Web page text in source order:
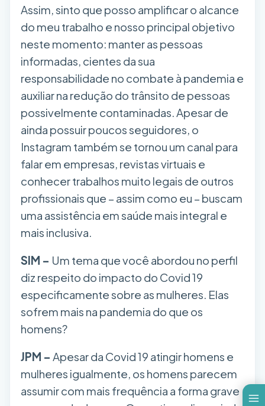
Assim, sinto que posso amplificar o alcance
do meu trabalho e nosso principal objetivo
neste momento: manter as pessoas
informadas, cientes da sua
responsabilidade no combate à pandemia e
auxiliar na redução do trânsito de pessoas
possivelmente contaminadas. Apesar de
ainda possuir poucos seguidores, o
Instagram também se tornou um canal para
falar em empresas, revistas virtuais e
conhecer trabalhos muito legais de outros
profissionais que – assim como eu – buscam
uma assistência em saúde mais integral e
mais inclusiva.
SIM – Um tema que você abordou no perfil
diz respeito do impacto do Covid 19
especificamente sobre as mulheres. Elas
sofrem mais na pandemia do que os
homens?
JPM – Apesar da Covid 19 atingir homens e
mulheres igualmente, os homens parecem
assumir com mais frequência a forma grave